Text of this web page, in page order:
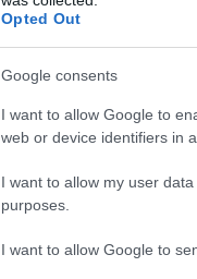
Opted Out
Google consents
I want to allow Google to
web or device identifiers in
I want to allow my user
purposes.
I want to allow Google to